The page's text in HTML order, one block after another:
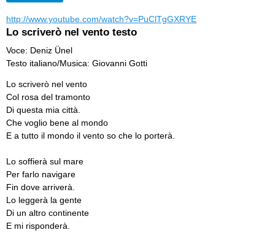
http://www.youtube.com/watch?v=PuClTgGXRYE
Lo scriverò nel vento testo
Voce: Deniz Ünel
Testo italiano/Musica: Giovanni Gotti
Lo scriverò nel vento
Col rosa del tramonto
Di questa mia città.
Che voglio bene al mondo
E a tutto il mondo il vento so che lo porterà.
Lo soffierà sul mare
Per farlo navigare
Fin dove arriverà.
Lo leggerà la gente
Di un altro continente
E mi risponderà.